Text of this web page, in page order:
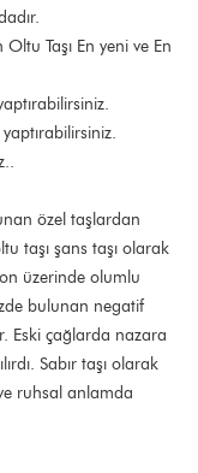
Taşı En yeni ve En
özel taşlardan
taşı şans taşı olarak
üzerinde olumlu
bulunan negatif
Eski çağlarda nazara
Sabır taşı olarak
ruhsal anlamda